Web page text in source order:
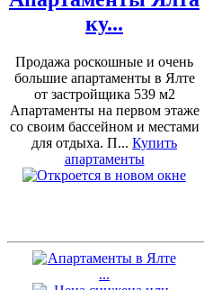
ку...
Продажа роскошные и очень
большие апартаменты в Ялте
от застройщика 539 м2
Апартаменты на первом этаже
со своим бассейном и местами
для отдыха. П... Купить
апартаменты